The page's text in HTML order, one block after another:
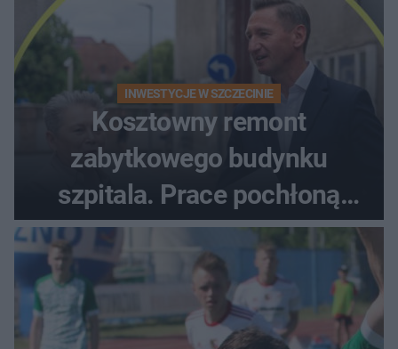
INWESTYCJE W SZCZECINIE
Kosztowny remont
zabytkowego budynku
szpitala. Prace pochłoną
dziesiątki milionów